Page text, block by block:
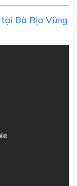
Bà Rịa Vũng